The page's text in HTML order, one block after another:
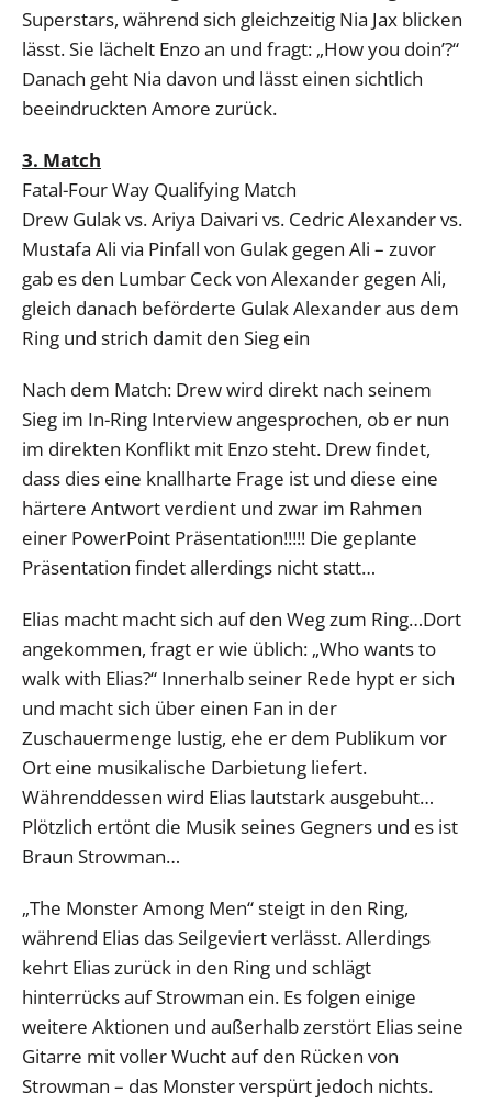
Superstars, während sich gleichzeitig Nia Jax blicken
lässt. Sie lächelt Enzo an und fragt: „How you doin’?“
Danach geht Nia davon und lässt einen sichtlich
beeindruckten Amore zurück.
3. Match
Fatal-Four Way Qualifying Match
Drew Gulak vs. Ariya Daivari vs. Cedric Alexander vs.
Mustafa Ali via Pinfall von Gulak gegen Ali – zuvor
gab es den Lumbar Ceck von Alexander gegen Ali,
gleich danach beförderte Gulak Alexander aus dem
Ring und strich damit den Sieg ein
Nach dem Match: Drew wird direkt nach seinem
Sieg im In-Ring Interview angesprochen, ob er nun
im direkten Konflikt mit Enzo steht. Drew findet,
dass dies eine knallharte Frage ist und diese eine
härtere Antwort verdient und zwar im Rahmen
einer PowerPoint Präsentation!!!!! Die geplante
Präsentation findet allerdings nicht statt…
Elias macht macht sich auf den Weg zum Ring…Dort
angekommen, fragt er wie üblich: „Who wants to
walk with Elias?“ Innerhalb seiner Rede hypt er sich
und macht sich über einen Fan in der
Zuschauermenge lustig, ehe er dem Publikum vor
Ort eine musikalische Darbietung liefert.
Währenddessen wird Elias lautstark ausgebuht…
Plötzlich ertönt die Musik seines Gegners und es ist
Braun Strowman…
„The Monster Among Men“ steigt in den Ring,
während Elias das Seilgeviert verlässt. Allerdings
kehrt Elias zurück in den Ring und schlägt
hinterrücks auf Strowman ein. Es folgen einige
weitere Aktionen und außerhalb zerstört Elias seine
Gitarre mit voller Wucht auf den Rücken von
Strowman – das Monster verspürt jedoch nichts.